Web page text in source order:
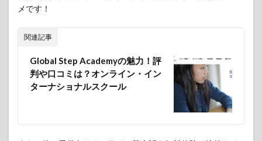
メです！
関連記事
Global Step Academyの魅力！評
判や口コミは？オンライン・イン
ターナショナルスクール